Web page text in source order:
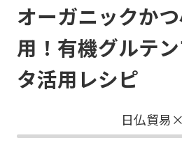
オーガニックか
用！有機グルテ
タ活用レシピ
日仏貿易